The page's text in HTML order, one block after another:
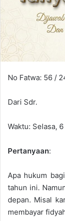
No Fatwa: 56 /
Dari Sdr.
Waktu: Selasa,
Pertanyaan:
Apa hukum
tahun ini.
depan. Misal
membayar